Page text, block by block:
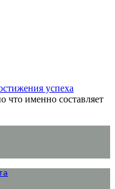
успеха
что именно составляет